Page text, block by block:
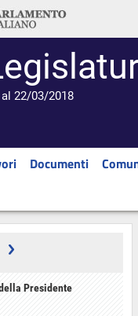
22/03/2018
Documenti
Presidente